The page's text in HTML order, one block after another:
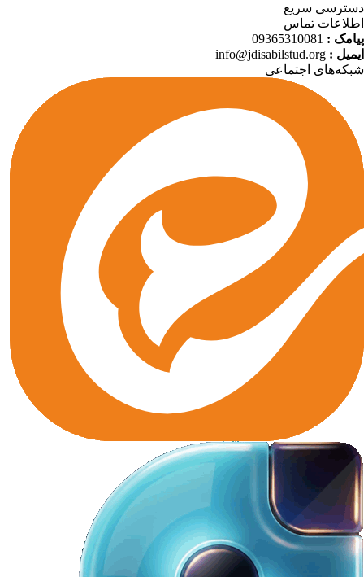
سریع
تماس
:
09365310081
:
info@jdisabilstud.org
اجتماعی